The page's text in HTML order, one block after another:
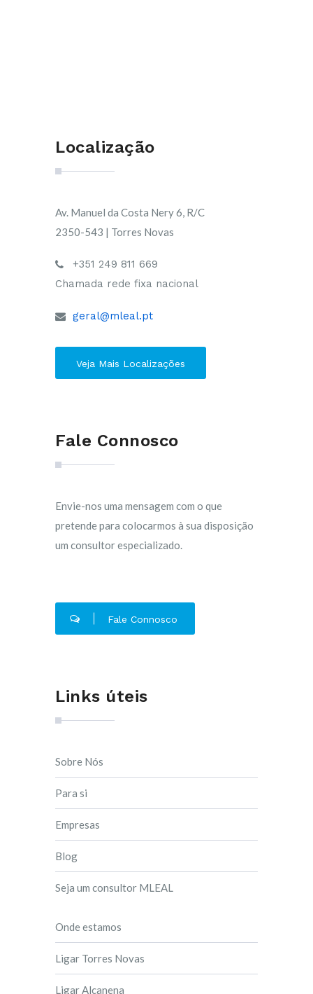
Localização
Av. Manuel da Costa Nery 6, R/C
2350-543 | Torres Novas
+351 249 811 669
Chamada rede fixa nacional
geral@mleal.pt
Veja Mais Localizações
Fale Connosco
Envie-nos uma mensagem com o que
pretende para colocarmos à sua disposição
um consultor especializado.
Fale Connosco
Links úteis
Sobre Nós
Para si
Empresas
Blog
Seja um consultor MLEAL
Onde estamos
Ligar Torres Novas
Ligar Alcanena